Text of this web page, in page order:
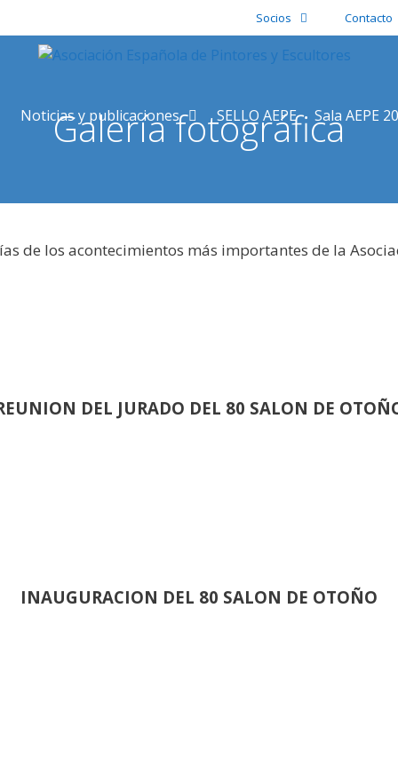
Socios Contacto
Noticias y publicaciones SELLO AEPE Sala AEPE
Galería fotográfica
de los acontecimientos más importantes de la
DEL JURADO DEL 80 SALON DE
INAUGURACION DEL 80 SALON DE OTOÑO